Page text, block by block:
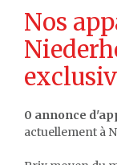
Nos
0 annonce
actuellement à